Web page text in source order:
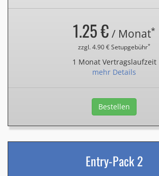
1.25 € / Monat*
zzgl. 4.90 € Setupgebühr*
1 Monat Vertragslaufzeit
mehr Details
Bestellen
Entry-Pack 2